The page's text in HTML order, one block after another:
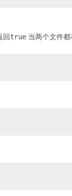
回true 当两个文件